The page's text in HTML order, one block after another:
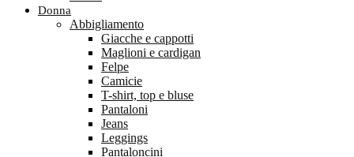
Donna
Abbigliamento
Giacche e cappotti
Maglioni e cardigan
Felpe
Camicie
T-shirt, top e bluse
Pantaloni
Jeans
Leggings
Pantaloncini